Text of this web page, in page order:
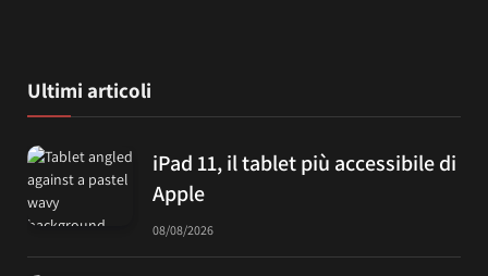
Ultimi articoli
iPad 11, il tablet più accessibile di
Apple
08/08/2026